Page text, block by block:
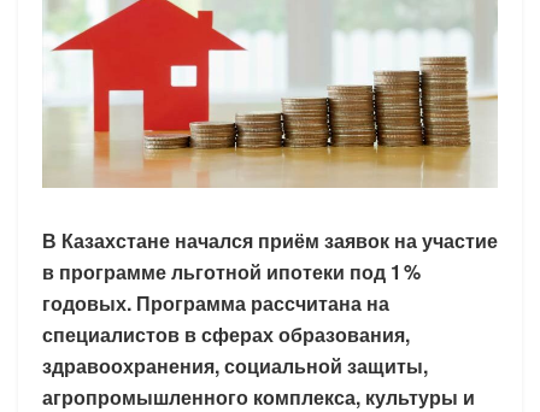
В Казахстане начался приём заявок на участие
в программе льготной ипотеки под 1 %
годовых. Программа рассчитана на
специалистов в сферах образования,
здравоохранения, социальной защиты,
агропромышленного комплекса, культуры и